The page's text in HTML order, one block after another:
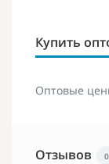
Купить
Оптовые
Отзывов 0